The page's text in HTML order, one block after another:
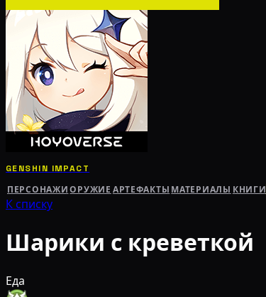
GENSHIN IMPACT
ПЕРСОНАЖИ ОРУЖИЕ АРТЕФАКТЫ МАТЕРИАЛЫ КНИГИ
К списку
Шарики с креветкой
Еда